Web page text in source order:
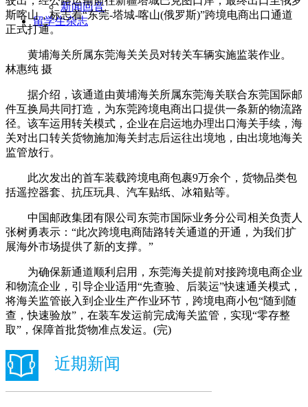
新闻回音
留学生杂志
斯喀山，标志着“东莞-塔城-喀山(俄罗斯)”跨境电商出口通道
正式打通。
黄埔海关所属东莞海关关员对转关车辆实施监装作业。
林惠纯 摄
据介绍，该通道由黄埔海关所属东莞海关联合东莞国际邮
件互换局共同打造，为东莞跨境电商出口提供一条新的物流路
径。该车运用转关模式，企业在启运地办理出口海关手续，海
关对出口转关货物施加海关封志后运往出境地，由出境地海关
监管放行。
此次发出的首车装载跨境电商包裹9万余个，货物品类包
括遥控器套、抗压玩具、汽车贴纸、冰箱贴等。
中国邮政集团有限公司东莞市国际业务分公司相关负责人
张树勇表示：“此次跨境电商陆路转关通道的开通，为我们扩
展海外市场提供了新的支撑。”
为确保新通道顺利启用，东莞海关提前对接跨境电商企业
和物流企业，引导企业适用“先查验、后装运”快速通关模式，
将海关监管嵌入到企业生产作业环节，跨境电商小包“随到随
查，快速验放”，在装车发运前完成海关监管，实现“零存整
取”，保障首批货物准点发运。(完)